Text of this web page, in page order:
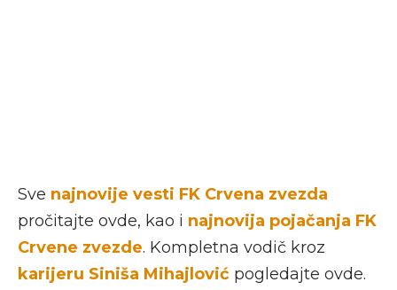
Sve najnovije vesti FK Crvena zvezda
pročitajte ovde, kao i najnovija pojačanja FK
Crvene zvezde. Kompletna vodič kroz
karijeru Siniša Mihajlović pogledajte ovde.